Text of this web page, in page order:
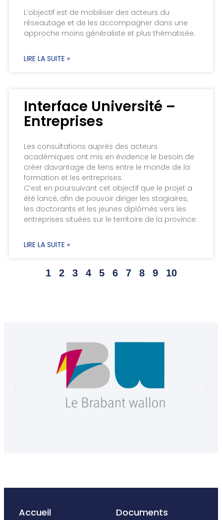
L’objectif est de mobiliser des acteurs du
réseautage et de les accompagner dans une
approche moins généraliste et plus thématisée.
LIRE LA SUITE »
Interface Université –
Entreprises
Les consultations auprès des acteurs
académiques ont mis en évidence le besoin de
créer davantage de liens entre le monde de la
formation et les entreprises.
C’est en poursuivant cet objectif que le projet a
été lancé, afin de pouvoir diriger les stagiaires,
les doctorants et les jeunes diplômés vers les
entreprises situées sur le territoire de la province.
LIRE LA SUITE »
1 2 3 4 5 6 7 8 9 10
Accueil Documents